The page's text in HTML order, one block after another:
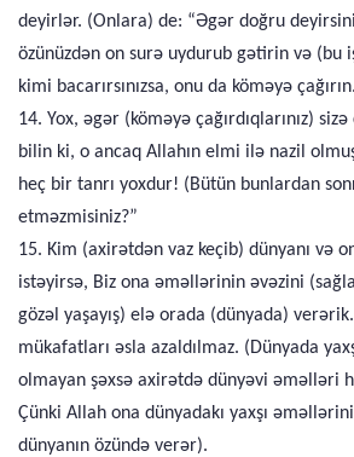
deyirlər. (Onlara) de: “Əgər doğru
özünüzdən on surə uydurub gətirin və (bu
kimi bacarırsınızsa, onu da köməyə çağırın.
14. Yox, əgər (köməyə çağırdıqlarınız)
bilin ki, o ancaq Allahın elmi ilə nazil
heç bir tanrı yoxdur! (Bütün bunlardan
etməzmisiniz?”
15. Kim (axirətdən vaz keçib) dünyanı və
istəyirsə, Biz ona əməllərinin əvəzini
gözəl yaşayış) elə orada (dünyada)
mükafatları əsla azaldılmaz. (Dünyada
olmayan şəxsə axirətdə dünyəvi əməlləri
Çünki Allah ona dünyadakı yaxşı
dünyanın özündə verər).